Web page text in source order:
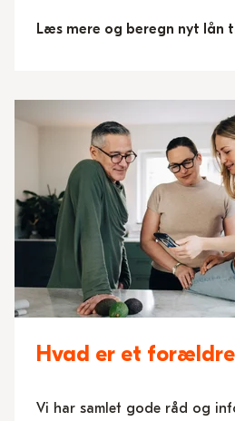
Læs mere og beregn nyt lån
Hvad er et
Vi har samlet gode råd og